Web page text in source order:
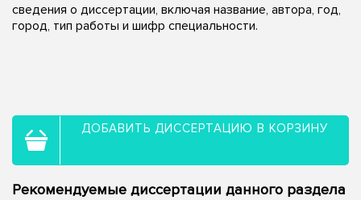
сведения о диссертации, включая название, автора, год,
город, тип работы и шифр специальности.
ДОБАВИТЬ ДИССЕРТАЦИЮ В КОРЗИНУ
Рекомендуемые диссертации данного раздела